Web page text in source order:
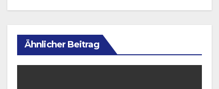
Ähnlicher Beitrag